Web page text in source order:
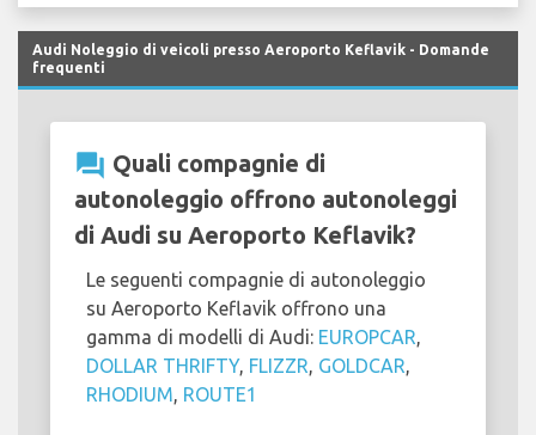
Audi Noleggio di veicoli presso Aeroporto Keflavik - Domande
frequenti
question_answer Quali compagnie di
autonoleggio offrono autonoleggi
di Audi su Aeroporto Keflavik?
Le seguenti compagnie di autonoleggio
su Aeroporto Keflavik offrono una
gamma di modelli di Audi: EUROPCAR,
DOLLAR THRIFTY, FLIZZR, GOLDCAR,
RHODIUM, ROUTE1